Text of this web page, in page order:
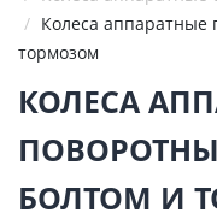
Колеса аппаратные
тормозом
КОЛЕСА
БОЛТОМ И